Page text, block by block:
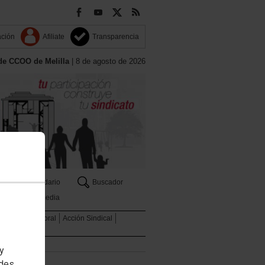
Afiliate Transparencia
CCOO de Melilla | 8 de agosto de 2026
Calendario
Buscador
Multimedia
Salud laboral
Acción Sindical